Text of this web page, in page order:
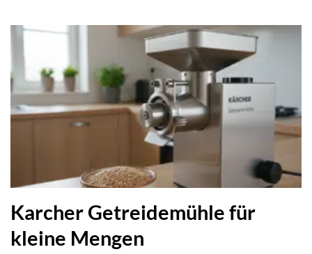
Karcher Getreidemühle für
kleine Mengen